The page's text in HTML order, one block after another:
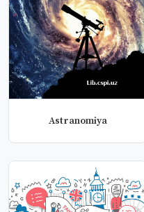
Astranomiya